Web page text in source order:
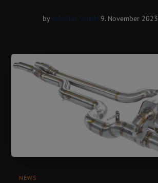
by Infinitas GmbH 9. November 2023
NEWS